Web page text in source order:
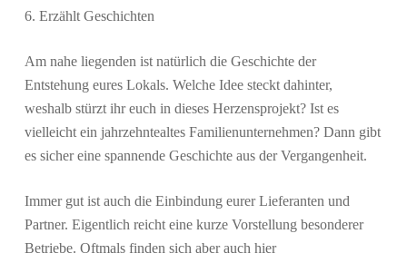
6. Erzählt Geschichten
Am nahe liegenden ist natürlich die Geschichte der
Entstehung eures Lokals. Welche Idee steckt dahinter,
weshalb stürzt ihr euch in dieses Herzensprojekt? Ist es
vielleicht ein jahrzehntealtes Familienunternehmen? Dann gibt
es sicher eine spannende Geschichte aus der Vergangenheit.
Immer gut ist auch die Einbindung eurer Lieferanten und
Partner. Eigentlich reicht eine kurze Vorstellung besonderer
Betriebe. Oftmals finden sich aber auch hier